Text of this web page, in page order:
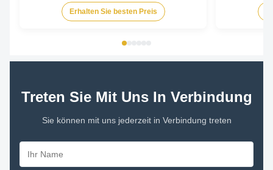
Erhalten Sie besten Preis
HP Voltage
YDK140-
Treten Sie Mit Uns In Verbindung
Sie können mit uns jederzeit in Verbindung treten